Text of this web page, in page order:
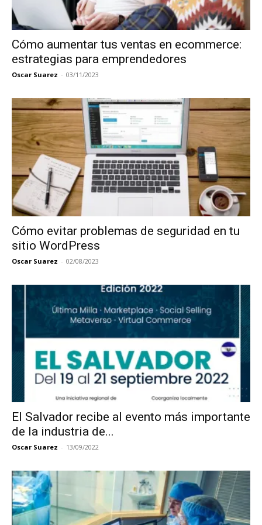
Cómo aumentar tus ventas en ecommerce:
estrategias para emprendedores
Oscar Suarez - 03/11/2023
Cómo evitar problemas de seguridad en tu
sitio WordPress
Oscar Suarez - 02/08/2023
El Salvador recibe al evento más importante
de la industria de...
Oscar Suarez - 13/09/2022